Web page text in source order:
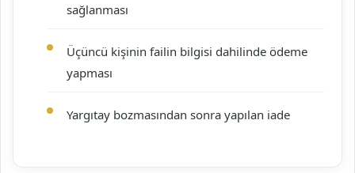
sağlanması
Üçüncü kişinin failin bilgisi dahilinde ödeme
yapması
Yargıtay bozmasından sonra yapılan iade